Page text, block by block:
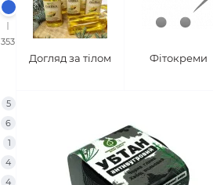
353
5
6
1
4
4
Догляд за тілом Фітокреми